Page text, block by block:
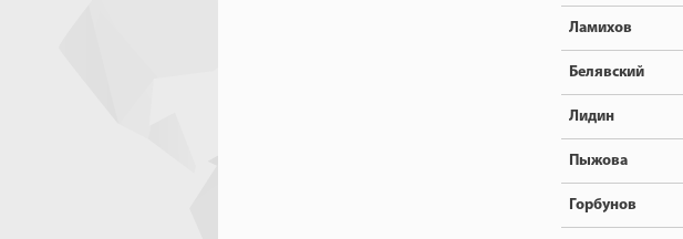
Ламихов
Белявский
Лидин
Пыжова
Горбунов